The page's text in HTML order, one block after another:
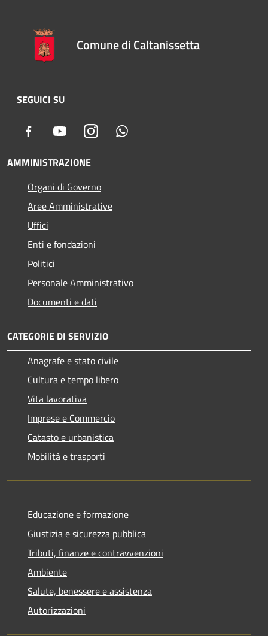
Comune di Caltanissetta
SEGUICI SU
Facebook YoutubeInstagram
AMMINISTRAZIONE
Organi di Governo
Aree Amministrative
Uffici
Enti e fondazioni
Politici
Personale Amministrativo
Documenti e dati
CATEGORIE DI SERVIZIO
Anagrafe e stato civile
Cultura e tempo libero
Vita lavorativa
Imprese e Commercio
Catasto e urbanistica
Mobilità e trasporti
Educazione e formazione
Giustizia e sicurezza pubblica
Tributi, finanze e contravvenzioni
Ambiente
Salute, benessere e assistenza
Autorizzazioni